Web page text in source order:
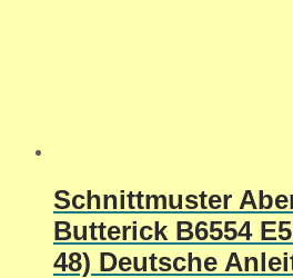
Schnittmuster
Butterick B6554
48) Deutsche